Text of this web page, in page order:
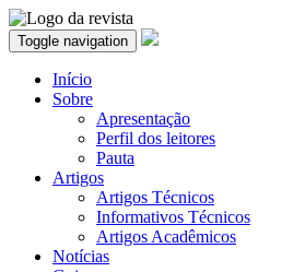
Toggle navigation
Início
Sobre
Apresentação
Perfil dos leitores
Pauta
Artigos
Artigos Técnicos
Informativos Técnicos
Artigos Acadêmicos
Notícias